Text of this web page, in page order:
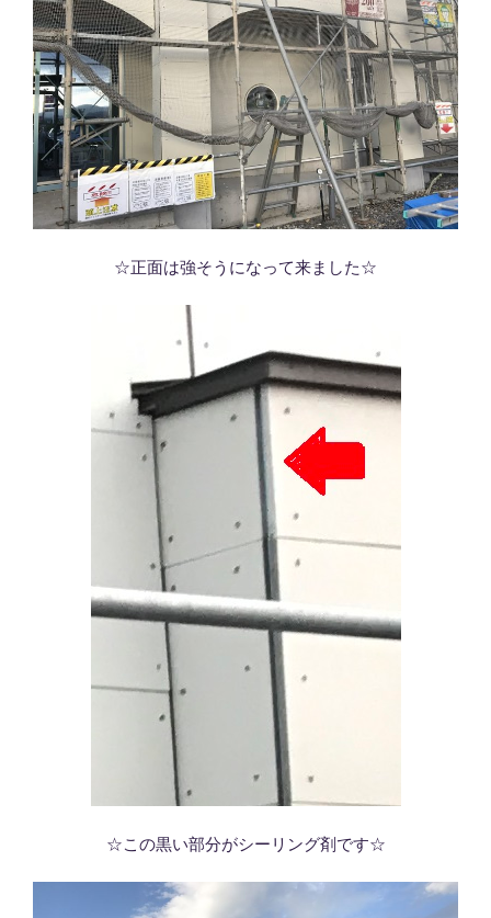
☆正面は強そうになって来ました☆
☆この黒い部分がシーリング剤です☆